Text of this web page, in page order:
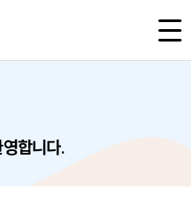
합니다.